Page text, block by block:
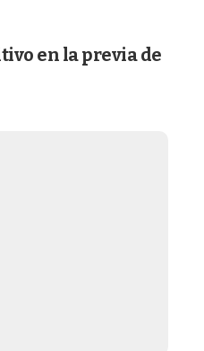
en la previa de